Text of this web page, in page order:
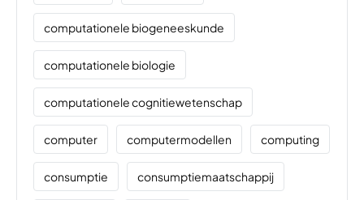
computationele biogeneeskunde
computationele biologie
computationele cognitiewetenschap
computer computermodellen computing
consumptie consumptiemaatschappij